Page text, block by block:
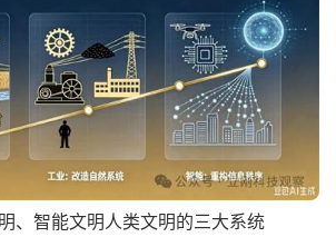
、智能文明人类文明的三大系统